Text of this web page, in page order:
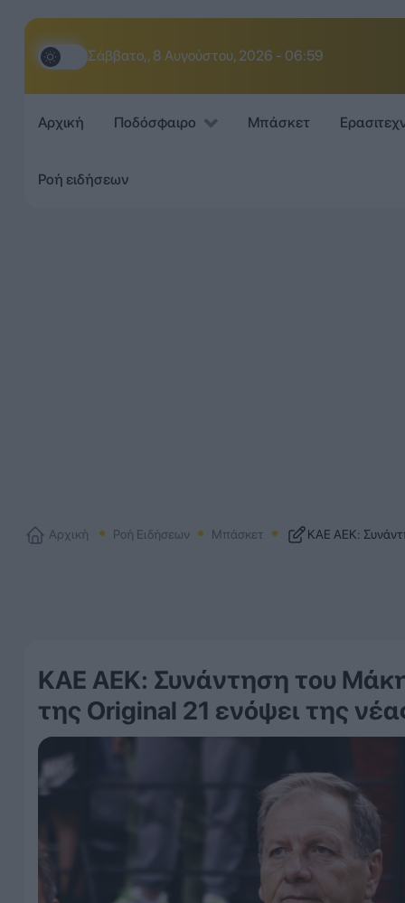
Σάββατο,, 8 Αυγούστου, 2026 - 06:59
Αρχική Ποδόσφαιρο Μπάσκετ
Ροή ειδήσεων
Αρχική Ροή Ειδήσεων Μπάσκετ ΚΑΕ ΑΕΚ:
ΚΑΕ ΑΕΚ: Συνάντηση του
της Original 21 ενόψει της